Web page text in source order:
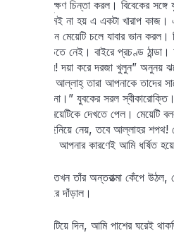
মেয়েটি কিছুক্ষণ চিন্তা করল। বিবেকের
সম্পদ। করলামই না হয় এ একটা খারাপ
কথা শুনে মেয়েটি চলে যাবার ভান
তারা কেউ বাড়িতে নেই। বাইরে প্রচণ্ড
ঠান্ডায় মরে যাব! দয়া করে দরজা খুলুন” অনুনয়
পাবেন। ইন শা আল্লাহ্ তারা আপনাকে
ঠিক হবে না।” যুবকের সরল
খুলল এবং মেয়েটিকে দেখতে পেল।
সম্ভ্রম ছিনিয়ে নেয়, তবে আল্লাহর
এসব ঘটেছে। আপনার কারণেই আমি ধর্ষিত
নাম শুনল তখন তাঁর অন্তরাত্মা কেঁপে
দরজা খুলে সরে দাঁড়াল।
রাতটা কাটিয়ে দিন, আমি পাশের ঘরেই